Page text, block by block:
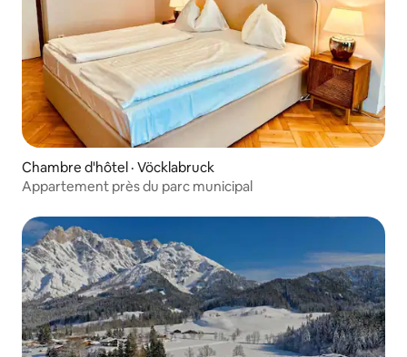
Chambre d'hôtel · Vöcklabruck
Appartement près du parc municipal